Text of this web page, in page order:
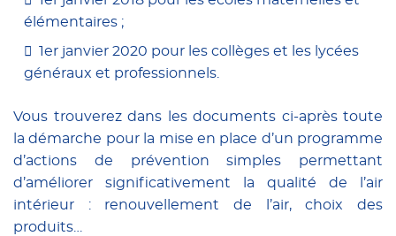
élémentaires ;
1er janvier 2020 pour les collèges et les lycées
généraux et professionnels.
Vous trouverez dans les documents ci-après toute
la démarche pour la mise en place d’un programme
d’actions de prévention simples permettant
d’améliorer significativement la qualité de l’air
intérieur : renouvellement de l’air, choix des
produits…